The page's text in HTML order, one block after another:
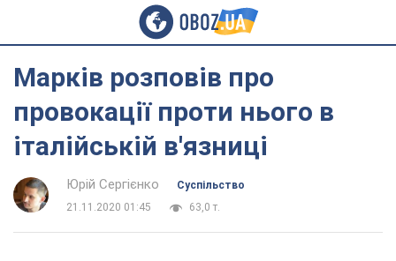
Марків розповів про
провокації проти нього в
італійській в'язниці
Юрій Сергієнко
Суспільство
21.11.2020 01:45
63,0 т.